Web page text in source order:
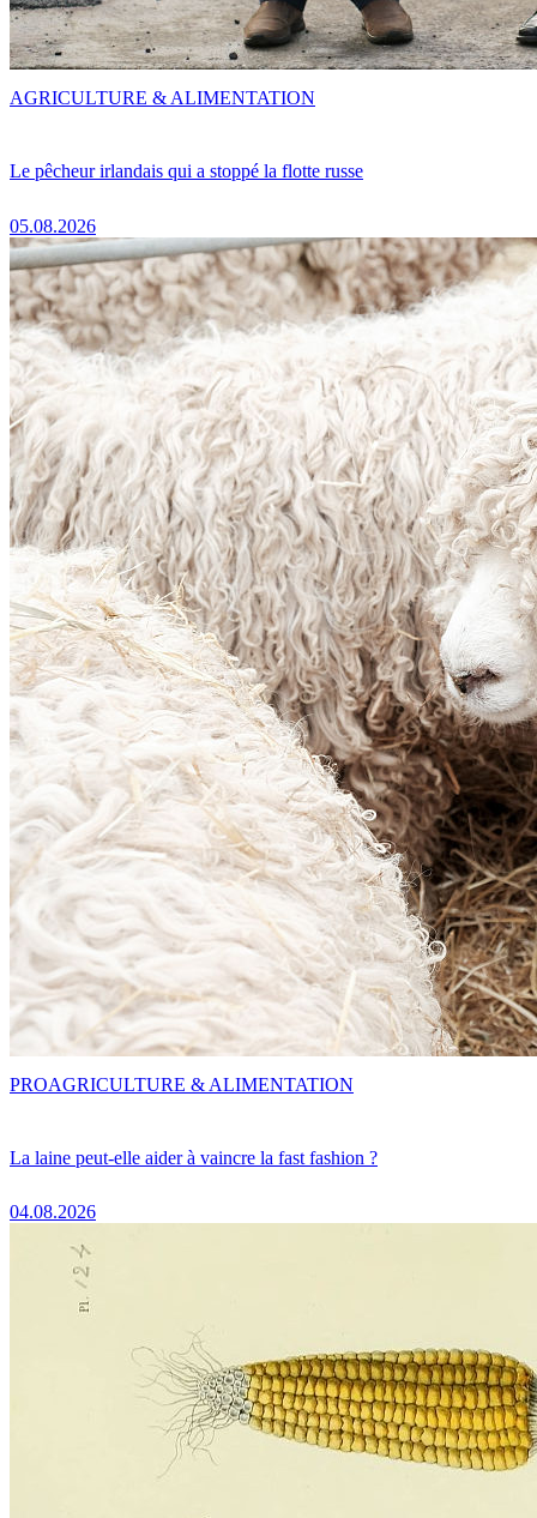
Le pêcheur irlandais qui a stoppé la flotte russe
05.08.2026
AGRICULTURE & ALIMENTATION
La laine peut-elle aider à vaincre la fast fashion ?
04.08.2026
PROAGRICULTURE & ALIMENTATION